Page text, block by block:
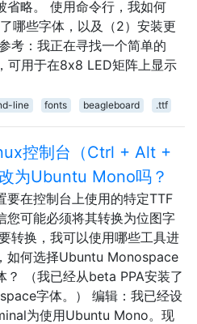
省略。 使用命令行，我如何
了哪些字体，以及（2）安装更
考：我正在寻找一个简单的
用于在8x8 LED矩阵上显示
line fonts beagleboard .ttf
控制台（Ctrl + Alt +
为Ubuntu Mono吗？
要在控制台上使用的特定TTF
您可能必须将其转换为位图字
转换，我可以使用哪些工具进
如何选择Ubuntu Monospace
？ （我已经从beta PPA安装了
字体。） 编辑：我已经设
为使用Ubuntu Mono。现